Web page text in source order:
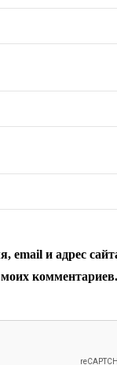
email и адрес
комментариев.